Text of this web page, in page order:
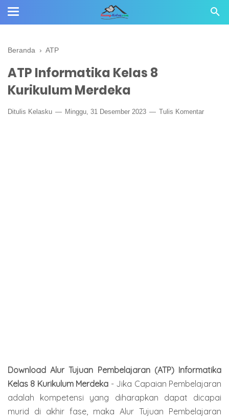
Beranda › ATP
ATP Informatika Kelas 8
Kurikulum Merdeka
Ditulis Kelasku Minggu, 31 Desember 2023 Tulis Komentar
Download Alur Tujuan Pembelajaran (ATP) Informatika
Kelas 8 Kurikulum Merdeka - Jika Capaian Pembelajaran
adalah kompetensi yang diharapkan dapat dicapai
murid di akhir fase, maka Alur Tujuan Pembelajaran